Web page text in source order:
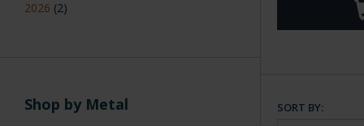
2026 (2)
Shop by Metal SORT BY: